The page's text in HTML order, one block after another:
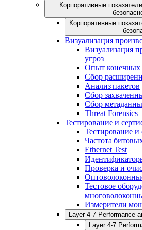
Корпоративные
Корпоративные
Визуализация
Визуализация
угроз
Опыт конечных
Сбор
Анализ пакетов
Сбор
Сбор
Threat Forensics
Тестирование и
Тестирование
Частота
Ethernet Test
Проверка и
Тестовое
Измерители
Layer 4-7 Performance
Layer 4-7